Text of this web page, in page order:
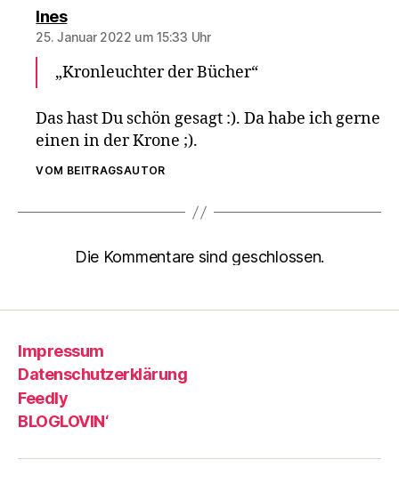
Inessagt:
25. Januar 2022 um 15:33 Uhr
„Kronleuchter der Bücher“
Das hast Du schön gesagt :). Da habe ich gerne
einen in der Krone ;).
VOM BEITRAGSAUTOR
Die Kommentare sind geschlossen.
Impressum
Datenschutzerklärung
Feedly
BLOGLOVIN‘